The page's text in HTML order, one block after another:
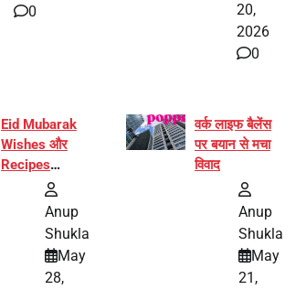
0
20,
2026
0
Eid Mubarak
Wishes और
Recipes
इंटरनेट पर हुईं
Anup
Shukla
May
28,
वर्क लाइफ बैलेंस
पर बयान से मचा
विवाद
Anup
Shukla
May
21,